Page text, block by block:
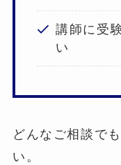
講師に受
い
どんなご相談で
い。